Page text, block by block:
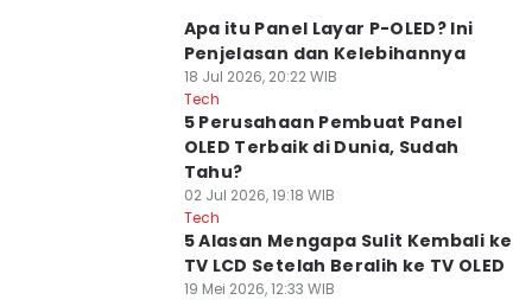
Apa itu Panel Layar P-OLED? Ini
Penjelasan dan Kelebihannya
18 Jul 2026, 20:22 WIB
Tech
5 Perusahaan Pembuat Panel
OLED Terbaik di Dunia, Sudah
Tahu?
02 Jul 2026, 19:18 WIB
Tech
5 Alasan Mengapa Sulit Kembali ke
TV LCD Setelah Beralih ke TV OLED
19 Mei 2026, 12:33 WIB